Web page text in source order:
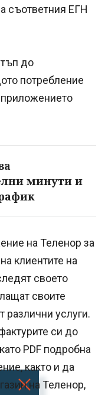
съответния ЕГН
до
потребление
приложението
минути и
на Теленор за
клиентите на
своето
своите
различни услуги.
си до
PDF подробна
както и да
на Теленор,